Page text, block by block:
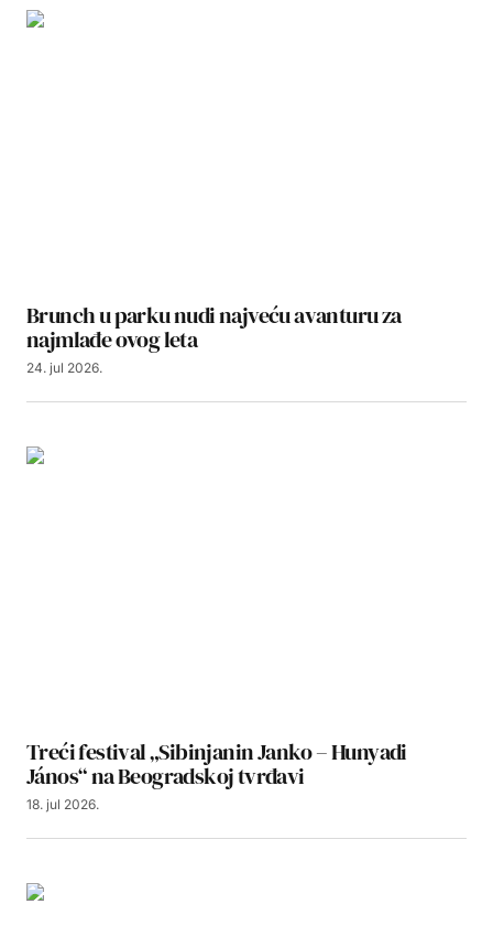
Brunch u parku nudi najveću avanturu za
najmlađe ovog leta
24. jul 2026.
Treći festival „Sibinjanin Janko – Hunyadi
János“ na Beogradskoj tvrđavi
18. jul 2026.